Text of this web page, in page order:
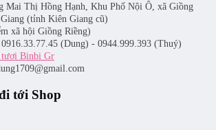
Mai Thị Hồng Hạnh, Khu Phố Nội Ô, xã Giồng
(tỉnh Kiên Giang cũ)
xã hội Giồng Riềng)
(Dung) - 0944.999.393 (Thuý)
tươi Binbi Gr
tới Shop